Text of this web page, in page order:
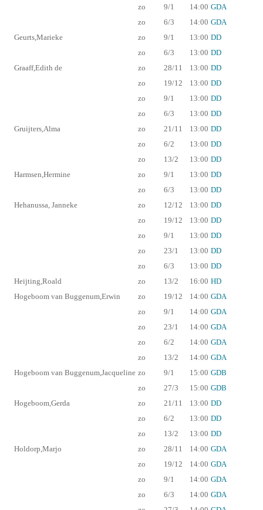
zo
9/1 14:00 GDA
zo
6/3 14:00 GDA
Geurts,Marieke
zo 9/1 13:00 DD
zo
6/3 13:00 DD
Graaff,Edith de
zo 28/11 13:00 DD
zo
19/12 13:00 DD
zo
9/1 13:00 DD
zo
6/3 13:00 DD
Gruijters,Alma
zo 21/11 13:00 DD
zo
6/2 13:00 DD
zo
13/2 13:00 DD
Harmsen,Hermine
zo 9/1 13:00 DD
zo
6/3 13:00 DD
Hehanussa, Janneke
zo 12/12 13:00 DD
zo
19/12 13:00 DD
zo
9/1 13:00 DD
zo
23/1 13:00 DD
zo
6/3 13:00 DD
Heijting,Roald
zo 13/2 16:00 HD
Hogeboom van Buggenum,Erwin
zo 19/12 14:00 GDA
zo
9/1 14:00 GDA
zo
23/1 14:00 GDA
zo
6/2 14:00 GDA
zo
13/2 14:00 GDA
Hogeboom van Buggenum,Jacqueline zo 9/1 15:00 GDB
zo
27/3 15:00 GDB
Hogeboom,Gerda
zo 21/11 13:00 DD
zo
6/2 13:00 DD
zo
13/2 13:00 DD
Holdorp,Marjo
zo 28/11 14:00 GDA
zo
19/12 14:00 GDA
zo
9/1 14:00 GDA
zo
6/3 14:00 GDA